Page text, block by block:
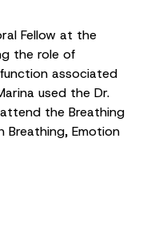
Fellow at the
the role of
associated
used the Dr.
the Breathing
Breathing, Emotion